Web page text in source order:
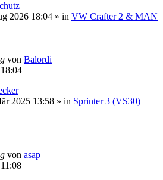
2026 18:04 » in VW Crafter 2 & MAN
von Balordi
2025 13:58 » in Sprinter 3 (VS30)
von asap